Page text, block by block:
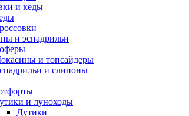
и кеды
и эспадрильи
и топсайдеры
и слипоны
и луноходы
Дутики